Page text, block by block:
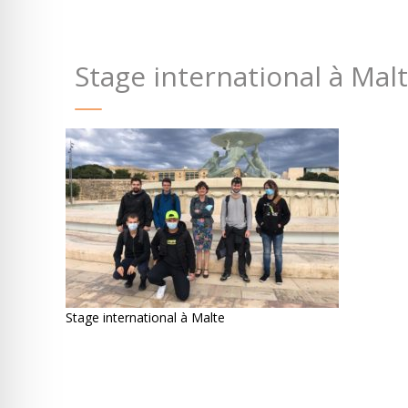
Stage international à
Stage international à Malte